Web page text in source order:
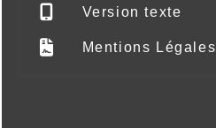
Version texte
Mentions Légales